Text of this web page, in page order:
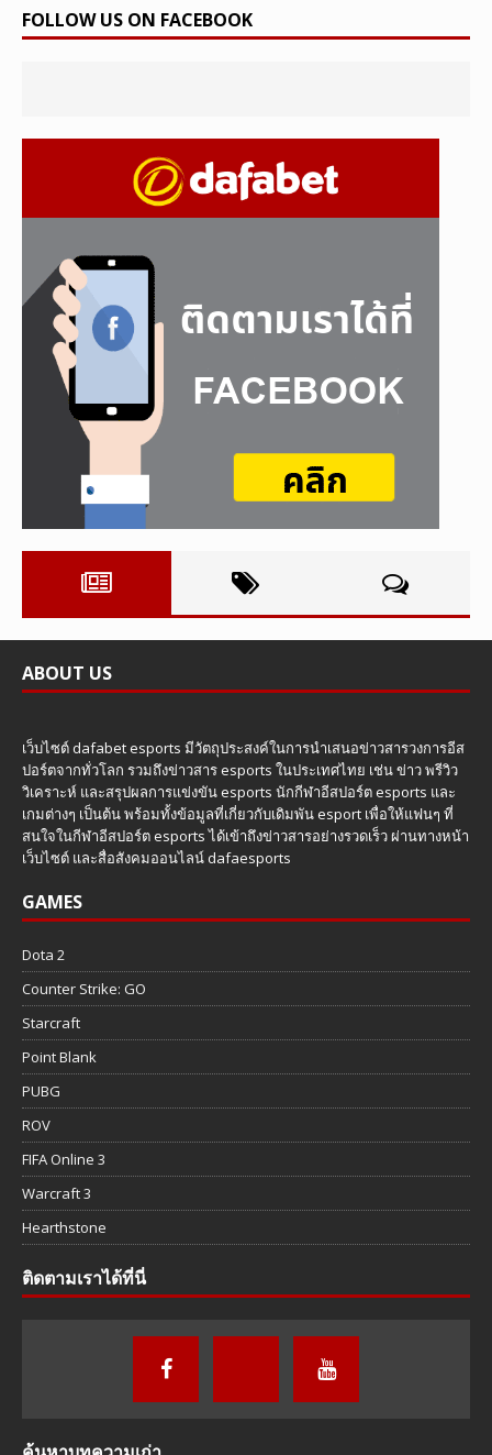
FOLLOW US ON FACEBOOK
ABOUT US
เว็บไซต์ dafabet esports มีวัตถุประสงค์ในการนำเสนอข่าวสารวงการอีส
ปอร์ตจากทั่วโลก รวมถึงข่าวสาร esports ในประเทศไทย เช่น ข่าว พรีวิว
วิเคราะห์ และสรุปผลการแข่งขัน esports นักกีฬาอีสปอร์ต esports และ
เกมต่างๆ เป็นต้น พร้อมทั้งข้อมูลที่เกี่ยวกับเดิมพัน esport เพื่อให้แฟนๆ ที่
สนใจในกีฬาอีสปอร์ต esports ได้เข้าถึงข่าวสารอย่างรวดเร็ว ผ่านทางหน้า
เว็บไซต์ และสื่อสังคมออนไลน์ dafaesports
GAMES
Dota 2
Counter Strike: GO
Starcraft
Point Blank
PUBG
ROV
FIFA Online 3
Warcraft 3
Hearthstone
ติดตามเราได้ที่นี่